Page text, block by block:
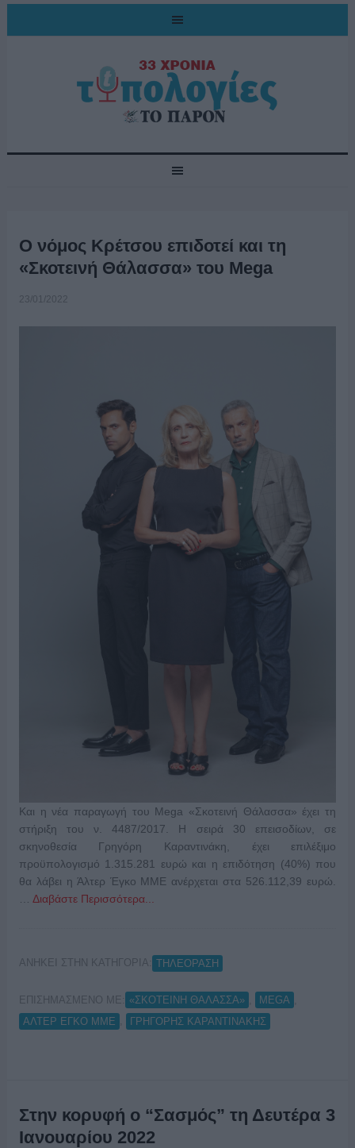
Ο νόμος Κρέτσου επιδοτεί και τη
«Σκοτεινή Θάλασσα» του Mega
23/01/2022
Και η νέα παραγωγή του Mega «Σκοτεινή Θάλασσα» έχει τη
στήριξη του ν. 4487/2017. Η σειρά 30 επεισοδίων, σε
σκηνοθεσία Γρηγόρη Καραντινάκη, έχει επιλέξιμο
προϋπολογισμό 1.315.281 ευρώ και η επιδότηση (40%) που
θα λάβει η Άλτερ Έγκο ΜΜΕ ανέρχεται στα 526.112,39 ευρώ.
Διαβάστε Περισσότερα...
ΑΝΗΚΕΙ ΣΤΗΝ ΚΑΤΗΓΟΡΙΑ: ΤΗΛΕΟΡΑΣΗ
ΕΠΙΣΗΜΑΣΜΕΝΟ ΜΕ: «ΣΚΟΤΕΙΝΗ ΘΑΛΑΣΣΑ» MEGA
ΑΛΤΕΡ ΕΓΚΟ ΜΜΕ
ΓΡΗΓΟΡΗΣ ΚΑΡΑΝΤΙΝΑΚΗΣ
Στην κορυφή ο “Σασμός” τη Δευτέρα 3
Ιανουαρίου 2022